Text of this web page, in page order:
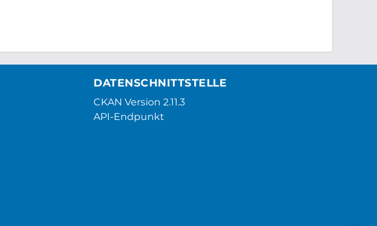
DATENSCHNITTSTELLE
CKAN Version 2.11.3
API-Endpunkt